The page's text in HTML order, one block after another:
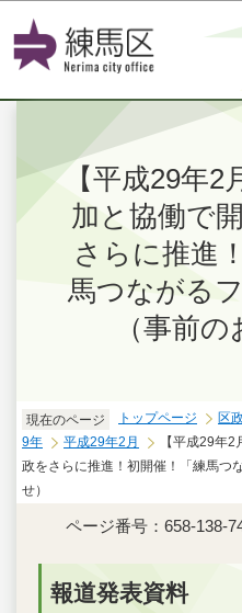
このペー
【平成29年2
加と協働で
さらに推進
馬つながる
（事前の
現在のページ トップページ 区
9年
平成29年2月
【平成29年
政をさらに推進！初開催！「練馬つ
せ）
ページ番号：658-138-
報道発表資料